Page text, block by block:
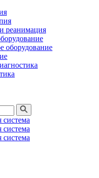
реанимация
оборудование
система
система
система